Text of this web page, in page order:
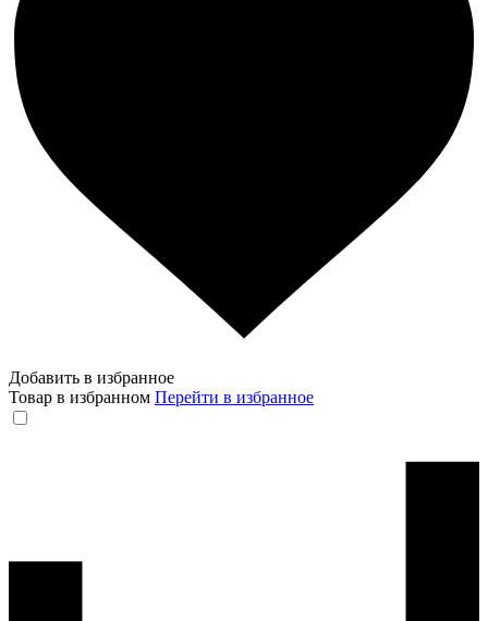
Добавить в избранное
Товар в избранном Перейти в избранное